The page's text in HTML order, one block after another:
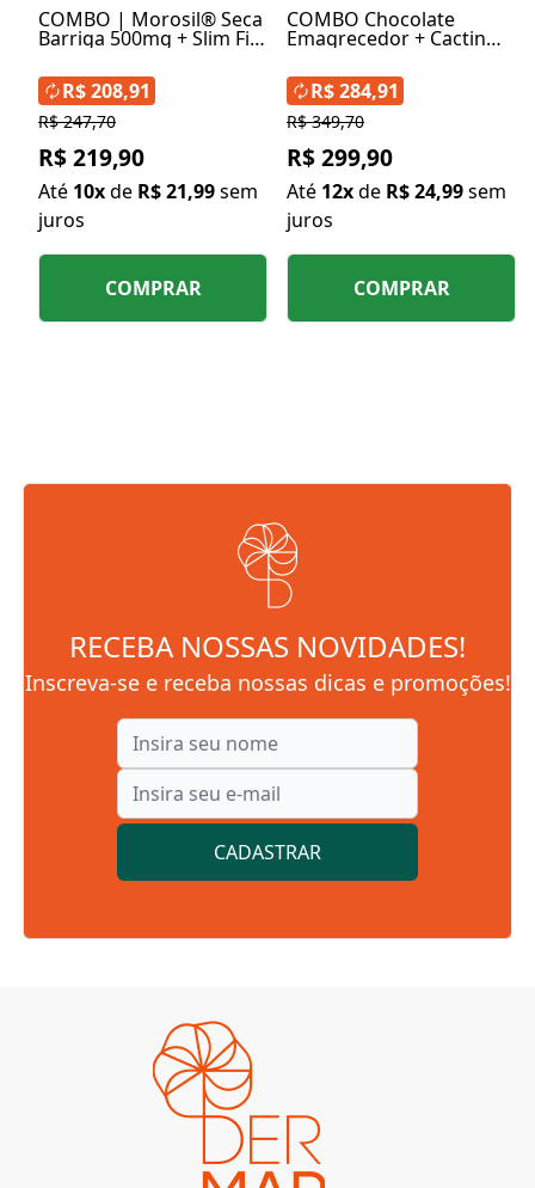
COMBO | Morosil® Seca
Barriga 500mg + Slim Fit
Termoplus 500mg
R$ 247,70
R$ 219,90
Até 10xde R$ 21,99sem
juros
R$ 208,91
COMPRAR
COMBO Chocolate
Emagrecedor + Cactin
Saffrin com Serenzo -
Cápsulas do Prazer
R$ 349,70
R$ 299,90
Até 12xde R$ 24,99sem
juros
R$ 284,91
COMPRAR
RECEBA NOSSAS NOVIDADES!
Inscreva-se e receba nossas dicas e promoções!
CADASTRAR